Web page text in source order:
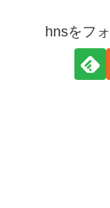
hnsをフ